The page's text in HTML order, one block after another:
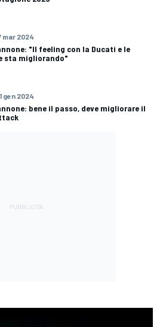
mar 2024
"Il feeling con la Ducati e le
sta migliorando"
gen 2024
bene il passo, deve migliorare il